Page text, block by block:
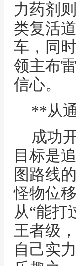
力药剂
类复活
车，同
领主布
信心。
**从
成功
目标是
图路线
怪物位
从“能打
王者级
自己实